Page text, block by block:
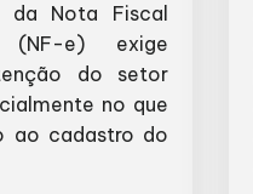
da Nota Fiscal
(NF-e) exige
do setor
no que
ao cadastro do